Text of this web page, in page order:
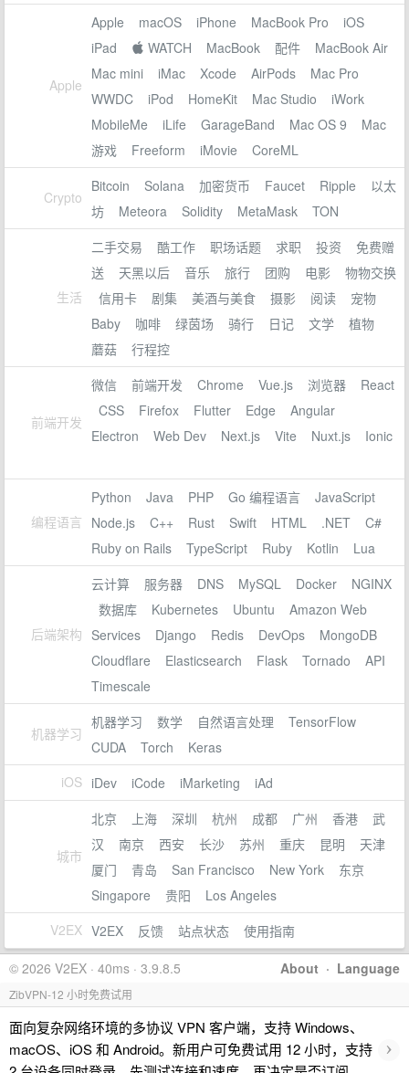
Apple
Apple macOS iPhone MacBook Pro
iOS
iPad
 WATCH MacBook 配件
MacBook Air
Mac mini
iMac Xcode AirPods
Mac Pro
WWDC
iPod HomeKit Mac Studio
iWork
MobileMe
iLife GarageBand Mac OS 9
Mac
游戏
Freeform iMovie CoreML
Crypto
Bitcoin Solana 加密货币 Faucet Ripple
以太
坊
Meteora Solidity MetaMask TON
生活
二手交易 酷工作 职场话题 求职 投资
免费赠
送
天黑以后 音乐 旅行 团购 电影
物物交换
信用卡
剧集 美酒与美食 摄影 阅读
宠物
Baby
咖啡 绿茵场 骑行 日记 文学
植物
蘑菇
行程控
前端开发
微信 前端开发 Chrome Vue.js 浏览器
React
CSS
Firefox Flutter Edge
Angular
Electron
Web Dev Next.js Vite Nuxt.js Ionic
编程语言
Python Java PHP Go 编程语言
JavaScript
Node.js
C++ Rust Swift HTML .NET
C#
Ruby on Rails
TypeScript Ruby Kotlin Lua
后端架构
云计算 服务器 DNS MySQL Docker
NGINX
数据库
Kubernetes Ubuntu
Amazon Web
Services
Django Redis DevOps
MongoDB
Cloudflare
Elasticsearch Flask Tornado
API
Timescale
机器学习
机器学习 数学 自然语言处理
TensorFlow
CUDA
Torch
Keras
iOS iDev iCode iMarketing iAd
城市
北京 上海 深圳 杭州 成都 广州 香港
武
汉
南京 西安 长沙 苏州 重庆 昆明
天津
厦门
青岛 San Francisco New York
东京
Singapore
贵阳
Los Angeles
V2EX V2EX 反馈 站点状态 使用指南
About · Language
© 2026 V2EX · 40ms · 3.9.8.5
ZibVPN-12 小时免费试用
面向复杂网络环境的多协议 VPN 客户端，支持 Windows、
macOS、iOS 和 Android。新用户可免费试用 12 小时，支持
›